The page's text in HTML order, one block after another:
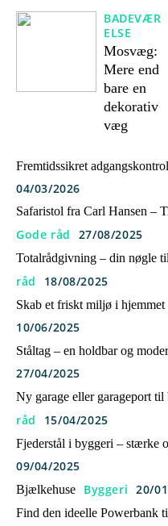
BADEVÆR
ELSE
Mosvæg:
Mere end
bare en
dekorativ
væg
Fremtidssikret
04/03/2026
Safaristol fra Carl Hansen –
Gode råd 27/08/2025
Totalrådgivning – din nøgle
råd
18/08/2025
Skab et friskt miljø i
10/06/2025
Ståltag – en holdbar og
27/04/2025
Ny garage eller garageport
råd
15/04/2025
Fjederstål i byggeri – stærke
09/04/2025
Bjælkehuse Byggeri 20/
Find den ideelle Powerbank